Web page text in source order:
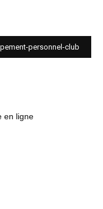
personnel-club
en ligne